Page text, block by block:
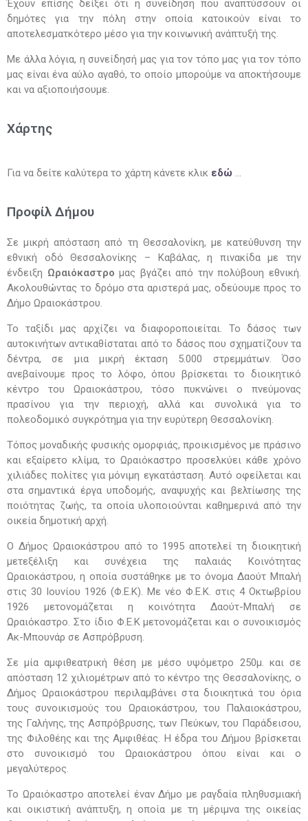
Έχουν επίσης δείξει ότι η συνείδηση που αναπτύσσουν οι
δημότες για την πόλη στην οποία κατοικούν είναι το
αποτελεσματκότερο μέσο για την κοινωνική ανάπτυξή της.
Με άλλα λόγια, η συνείδησή μας για τον τόπο μας για τον τόπο
μας είναι ένα αύλο αγαθό, το οποίο μπορούμε να αποκτήσουμε
και να αξιοποιήσουμε.
Χάρτης
Για να δείτε καλύτερα το χάρτη κάνετε κλικ εδώ …
Προφίλ Δήμου
Σε μικρή απόσταση από τη Θεσσαλονίκη, με κατεύθυνση την
εθνική οδό Θεσσαλονίκης – Καβάλας, η πινακίδα με την
ένδειξη Ωραιόκαστρο μας βγάζει από την πολύβουη εθνική.
Ακολουθώντας το δρόμο στα αριστερά μας, οδεύουμε προς το
Δήμο Ωραιοκάστρου.
Το ταξίδι μας αρχίζει να διαφοροποιείται. Το δάσος των
αυτοκινήτων αντικαθίσταται από το δάσος που σχηματίζουν τα
δέντρα, σε μια μικρή έκταση 5.000 στρεμμάτων. Όσο
ανεβαίνουμε προς το λόφο, όπου βρίσκεται το διοικητικό
κέντρο του Ωραιοκάστρου, τόσο πυκνώνει ο πνεύμονας
πρασίνου για την περιοχή, αλλά και συνολικά για το
πολεοδομικό συγκρότημα για την ευρύτερη Θεσσαλονίκη.
Τόπος μοναδικής φυσικής ομορφιάς, προικισμένος με πράσινο
και εξαίρετο κλίμα, το Ωραιόκαστρο προσελκύει κάθε χρόνο
χιλιάδες πολίτες για μόνιμη εγκατάσταση. Αυτό οφείλεται και
στα σημαντικά έργα υποδομής, αναψυχής και βελτίωσης της
ποιότητας ζωής, τα οποία υλοποιούνται καθημερινά από την
οικεία δημοτική αρχή.
Ο Δήμος Ωραιοκάστρου από το 1995 αποτελεί τη διοικητική
μετεξέλιξη και συνέχεια της παλαιάς Κοινότητας
Ωραιοκάστρου, η οποία συστάθηκε με το όνομα Δαούτ Μπαλή
στις 30 Ιουνίου 1926 (Φ.Ε.Κ). Με νέο Φ.Ε.Κ. στις 4 Οκτωβρίου
1926 μετονομάζεται η κοινότητα Δαούτ-Μπαλή σε
Ωραιόκαστρο. Στο ίδιο Φ.Ε.Κ μετονομάζεται και ο συνοικισμός
Ακ-Μπουνάρ σε Ασπρόβρυση.
Σε μία αμφιθεατρική θέση με μέσο υψόμετρο 250μ. και σε
απόσταση 12 χιλιομέτρων από το κέντρο της Θεσσαλονίκης, ο
Δήμος Ωραιοκάστρου περιλαμβάνει στα διοικητικά του όρια
τους συνοικισμούς του Ωραιοκάστρου, του Παλαιοκάστρου,
της Γαλήνης, της Ασπρόβρυσης, των Πεύκων, του Παράδεισου,
της Φιλοθέης και της Αμφιθέας. Η έδρα του Δήμου βρίσκεται
στο συνοικισμό του Ωραιοκάστρου όπου είναι και ο
μεγαλύτερος.
Το Ωραιόκαστρο αποτελεί έναν Δήμο με ραγδαία πληθυσμιακή
και οικιστική ανάπτυξη, η οποία με τη μέριμνα της οικείας